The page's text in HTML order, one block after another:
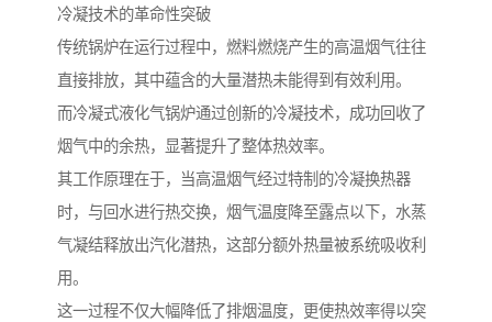
冷凝技术的革命性突破
传统锅炉在运行过程中，燃料燃烧产生的高温烟气往往
直接排放，其中蕴含的大量潜热未能得到有效利用。
而冷凝式液化气锅炉通过创新的冷凝技术，成功回收了
烟气中的余热，显著提升了整体热效率。
其工作原理在于，当高温烟气经过特制的冷凝换热器
时，与回水进行热交换，烟气温度降至露点以下，水蒸
气凝结释放出汽化潜热，这部分额外热量被系统吸收利
用。
这一过程不仅大幅降低了排烟温度，更使热效率得以突